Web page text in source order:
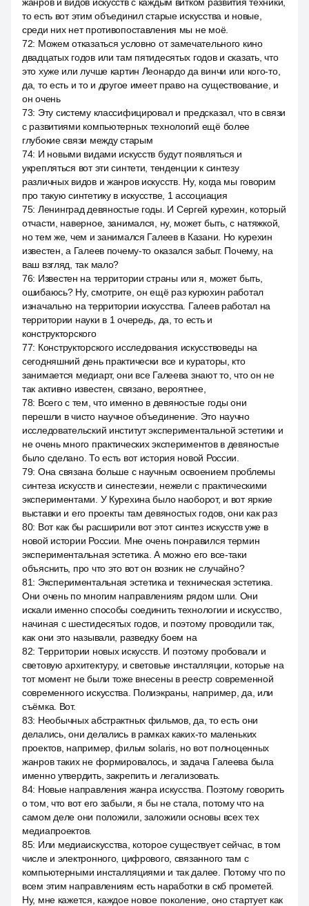
то есть вот этим объединил старые искусства и новые,
среди них нет противопоставления мы не моё.
72: Можем отказаться условно от замечательного кино
двадцатых годов или там пятидесятых годов и сказать, что
это хуже или лучше картин Леонардо да винчи или кого-то,
да, то есть и то и другое имеет право на существование, и
он очень
73: Эту систему классифицировал и предсказал, что в связи
с развитиями компьютерных технологий ещё более
глубокие связи между старым
74: И новыми видами искусств будут появляться и
укрепляться вот эти синтети, тенденции к синтезу
различных видов и жанров искусств. Ну, когда мы говорим
про такую синтетику в искусстве, 1 ассоциация
75: Ленинград девяностые годы. И Сергей курехин, который
отчасти, наверное, занимался, ну, может быть, с натяжкой,
но тем же, чем и занимался Галеев в Казани. Но курехин
известен, а Галеев почему-то оказался забыт. Почему, на
ваш взгляд, так мало?
76: Известен на территории страны или я, может быть,
ошибаюсь? Ну, смотрите, он ещё раз курюхин работал
изначально на территории искусства. Галеев работал на
территории науки в 1 очередь, да, то есть и
конструкторского
77: Конструкторского исследования искусствоведы на
сегодняшний день практически все и кураторы, кто
занимается медиарт, они все Галеева знают то, что он не
так активно известен, связано, вероятнее,
78: Всего с тем, что именно в девяностые годы они
перешли в чисто научное объединение. Это научно
исследовательский институт экспериментальной эстетики и
не очень много практических экспериментов в девяностые
было сделано. То есть вот история новой России.
79: Она связана больше с научным освоением проблемы
синтеза искусств и синестезии, нежели с практическими
экспериментами. У Курехина было наоборот, и вот яркие
выставки и его проекты там девяностых годов, они как раз
80: Вот как бы расширили вот этот синтез искусств уже в
новой истории России. Мне очень понравился термин
экспериментальная эстетика. А можно его все-таки
объяснить, про что это вот он возник не случайно?
81: Экспериментальная эстетика и техническая эстетика.
Они очень по многим направлениям рядом шли. Они
искали именно способы соединить технологии и искусство,
начиная с шестидесятых годов, и поэтому проводили так,
как они это называли, разведку боем на
82: Территории новых искусств. И поэтому пробовали и
световую архитектуру, и световые инсталляции, которые на
тот момент не были тоже внесены в реестр современной
современного искусства. Полиэкраны, например, да, или
съёмка. Вот.
83: Необычных абстрактных фильмов, да, то есть они
делались, они делались в рамках каких-то маленьких
проектов, например, фильм solaris, но вот полноценных
жанров таких не формировалось, и задача Галеева была
именно утвердить, закрепить и легализовать.
84: Новые направления жанра искусства. Поэтому говорить
о том, что вот его забыли, я бы не стала, потому что на
самом деле они положили, заложили основы всех тех
медиапроектов.
85: Или медиаискусства, которое существует сейчас, в том
числе и электронного, цифрового, связанного там с
компьютерными инсталляциями и так далее. Потому что по
всем этим направлениям есть наработки в скб прометей.
Ну, мне кажется, каждое новое поколение, оно стартует как